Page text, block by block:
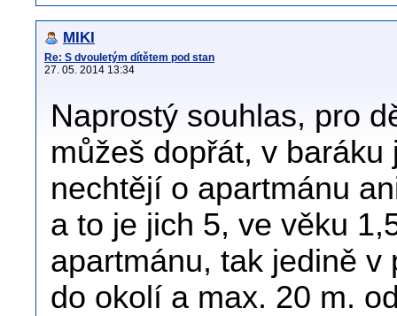
MIKI
Re: S dvouletým dítětem pod stan
27. 05. 2014 13:34
Naprostý souhlas, pro
můžeš dopřát, v
nechtějí o apartmánu
a to je jich 5, ve věku
apartmánu, tak jedině
do okolí a max. 20 m.